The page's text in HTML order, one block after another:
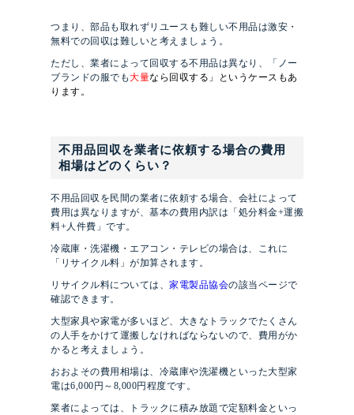
つまり、部品も取れずリユースも難しい不用品は激安・
無料での回収は難しいと考えましょう。
ただし、業者によって回収する不用品は異なり、「ノー
ブランドの服でも大量なら回収する」というケースもあ
ります。
不用品回収を業者に依頼する場合の費用
相場はどのくらい？
不用品回収を民間の業者に依頼する場合、会社によって
費用は異なりますが、基本の費用内訳は「処分料金+運搬
料+人件費」です。
冷蔵庫・洗濯機・エアコン・テレビの場合は、これに
「リサイクル料」が加算されます。
リサイクル料については、 家電製品協会の該当ページで
確認できます。
大型家具や家電が多いほど、大きなトラックでたくさん
の人手をかけて運搬しなければならないので、費用がか
かると考えましょう。
おおよその費用相場は、冷蔵庫や洗濯機といった大型家
電は6,000円～8,000円程度です。
業者によっては、トラックに積み放題で定額料金といっ